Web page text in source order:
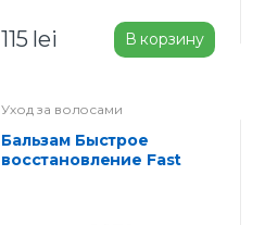
115 lei В корзину
Уход за волосами
Бальзам Быстрое
восстановление Fast